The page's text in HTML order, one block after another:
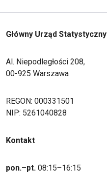
Główny Urząd Statystyczny
Al. Niepodległości 208,
00-925 Warszawa
REGON: 000331501
NIP: 5261040828
Kontakt
pon.–pt. 08:15–16:15